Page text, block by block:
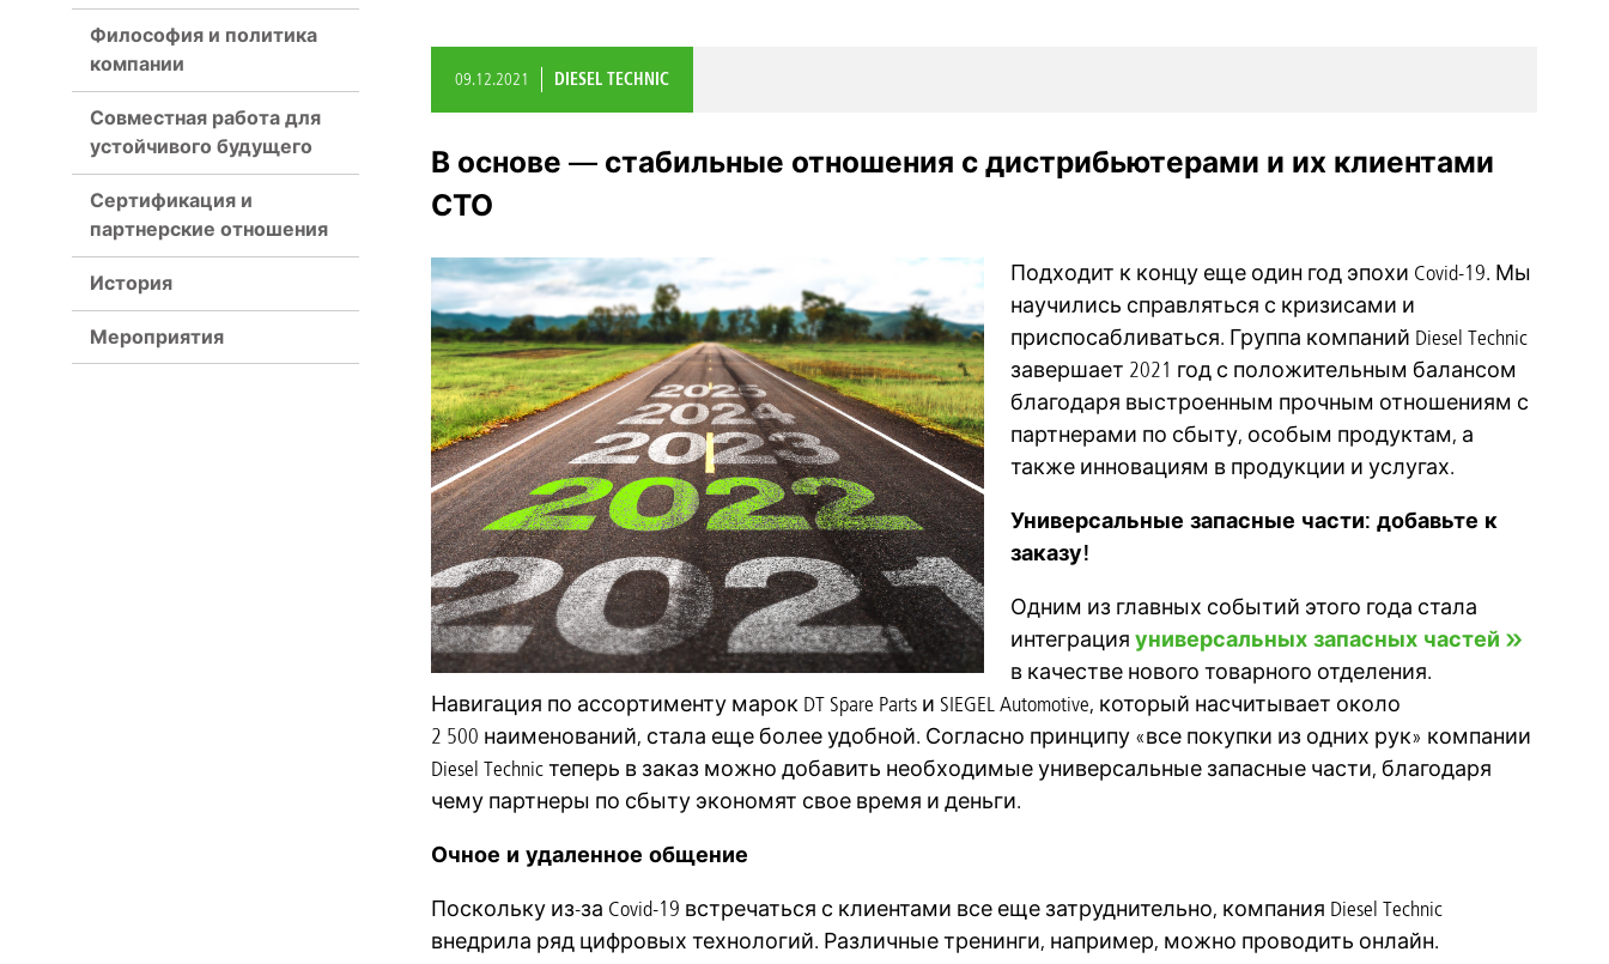
09.12.2021 DIESEL TECHNIC
В основе — стабильные отношения с дистрибьютерами и их клиентами
СТО
Подходит к концу еще один год эпохи Covid-19. Мы
научились справляться с кризисами и
приспосабливаться. Группа компаний Diesel Technic
завершает 2021 год с положительным балансом
благодаря выстроенным прочным отношениям с
партнерами по сбыту, особым продуктам, а
также инновациям в продукции и услугах.
Универсальные запасные части: добавьте к
заказу!
Одним из главных событий этого года стала
интеграция универсальных запасных частей
в качестве нового товарного отделения.
Навигация по ассортименту марок DT Spare Parts и SIEGEL Automotive, который насчитывает около
2 500 наименований, стала еще более удобной. Согласно принципу «все покупки из одних рук» компании
Diesel Technic теперь в заказ можно добавить необходимые универсальные запасные части, благодаря
чему партнеры по сбыту экономят свое время и деньги.
Очное и удаленное общение
Поскольку из-за Covid-19 встречаться с клиентами все еще затруднительно, компания Diesel Technic
внедрила ряд цифровых технологий. Различные тренинги, например, можно проводить онлайн.
Философия и политика
компании
Совместная работа для
устойчивого будущего
Сертификация и
партнерские отношения
История
Мероприятия